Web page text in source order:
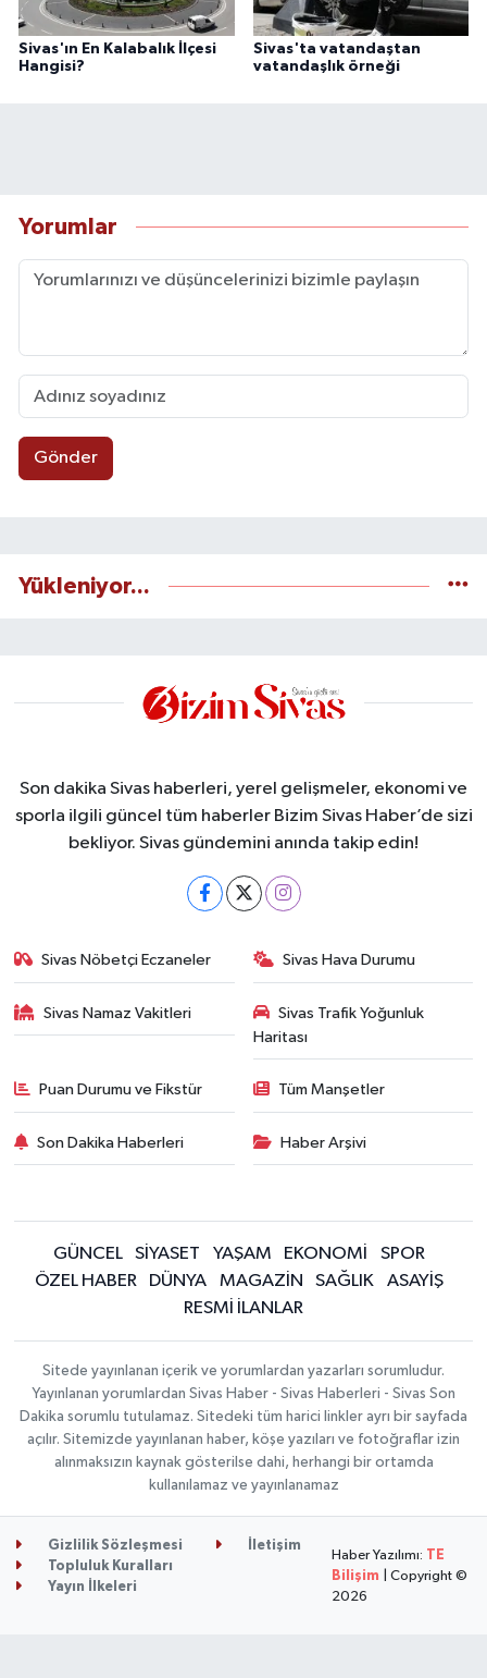
Sivas'ın En Kalabalık İlçesi
Hangisi?
Sivas'ta vatandaştan
vatandaşlık örneği
Yorumlar
Gönder
Yükleniyor...
Son dakika Sivas haberleri, yerel gelişmeler, ekonomi ve
sporla ilgili güncel tüm haberler Bizim Sivas Haber’de sizi
bekliyor. Sivas gündemini anında takip edin!
Sivas Nöbetçi Eczaneler Sivas Hava Durumu
Sivas Namaz Vakitleri
Sivas Trafik Yoğunluk
Haritası
Puan Durumu ve Fikstür Tüm Manşetler
Son Dakika Haberleri Haber Arşivi
GÜNCEL SİYASET YAŞAM EKONOMİ
SPOR
ÖZEL HABER
DÜNYA MAGAZİN SAĞLIK
ASAYİŞ
RESMİ İLANLAR
Sitede yayınlanan içerik ve yorumlardan yazarları sorumludur.
Yayınlanan yorumlardan Sivas Haber - Sivas Haberleri - Sivas Son
Dakika sorumlu tutulamaz. Sitedeki tüm harici linkler ayrı bir sayfada
açılır. Sitemizde yayınlanan haber, köşe yazıları ve fotoğraflar izin
alınmaksızın kaynak gösterilse dahi, herhangi bir ortamda
kullanılamaz ve yayınlanamaz
Gizlilik Sözleşmesi
İletişim
Topluluk Kuralları
Yayın İlkeleri
Haber Yazılımı: TE
Bilişim | Copyright ©
2026